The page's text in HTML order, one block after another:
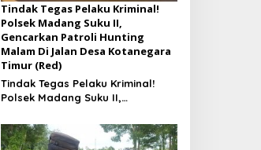
Tindak Tegas Pelaku Kriminal!
Polsek Madang Suku II,
Gencarkan Patroli Hunting
Malam Di Jalan Desa Kotanegara
Timur (Red)
Tindak Tegas Pelaku Kriminal!
Polsek Madang Suku II,
Malam Di Jalan Desa
Kotanegara Timur